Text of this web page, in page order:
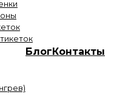
БлогКонтакты